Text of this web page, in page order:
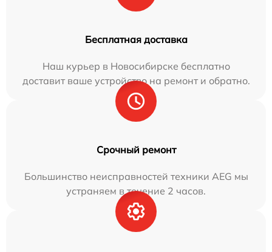
Бесплатная доставка
Наш курьер в Новосибирске бесплатно
доставит ваше устройство на ремонт и обратно.
Срочный ремонт
Большинство неисправностей техники AEG мы
устраняем в течение 2 часов.